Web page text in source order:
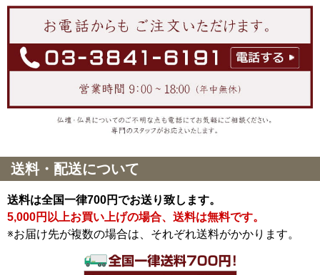
送料・配送について
送料は全国一律700円でお送り致します。
5,000円以上お買い上げの場合、送料は無料です。
※お届け先が複数の場合は、それぞれ送料がかかります。